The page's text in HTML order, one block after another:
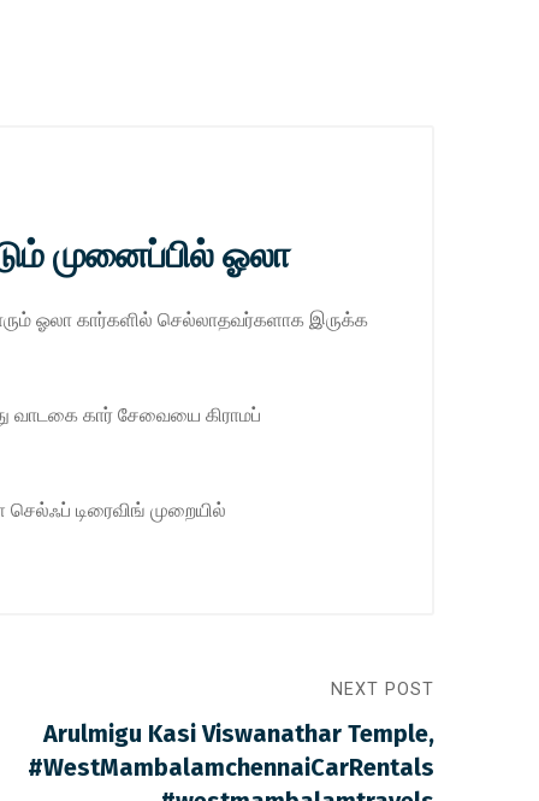
முனைப்பில் ஓலா
ஓலா கார்களில் செல்லாதவர்களாக இருக்க
வாடகை கார் சேவையை கிராமப்
டிரைவிங் முறையில்
NEXT POST
Arulmigu Kasi Viswanathar Temple,
#WestMambalamchennaiCarRentals